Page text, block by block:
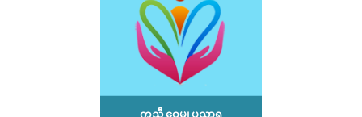
ကူညီ ဝေမျှ ပညာရ